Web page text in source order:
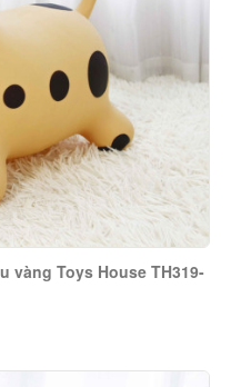
vàng Toys House TH319-